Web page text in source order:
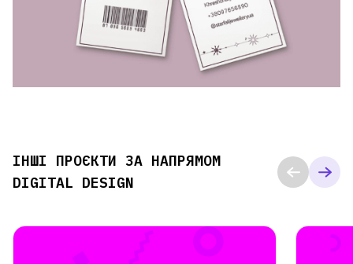
ІНШІ ПРОЄКТИ ЗА НАПРЯМОМ
DIGITAL DESIGN